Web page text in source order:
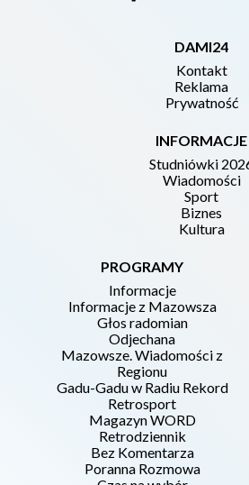
DAMI24
Kontakt
Reklama
Prywatność
INFORMACJE
Studniówki
Wiadomości
Sport
Biznes
Kultura
PROGRAMY
Informacje
Informacje z Mazowsza
Głos radomian
Odjechana
Mazowsze. Wiadomości z
Regionu
Gadu-Gadu w Radiu Rekord
Retrosport
Magazyn WORD
Retrodziennik
Bez Komentarza
Poranna Rozmowa